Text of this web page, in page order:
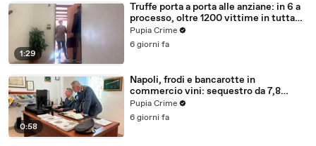
1:29
Truffe porta a porta alle anziane: in 6 a
processo, oltre 1200 vittime in tutta
Italia (30.07.26)
Pupia Crime
6 giorni fa
0:58
Napoli, frodi e bancarotte in
commercio vini: sequestro da 7,8
milioni (30.07.26)
Pupia Crime
6 giorni fa